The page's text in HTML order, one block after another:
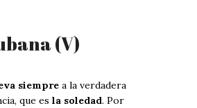
(V)
siempre a la verdadera
que es la soledad. Por